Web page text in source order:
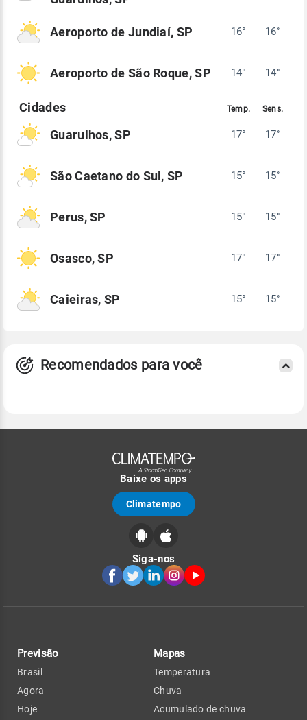
Aeroporto de Jundiaí, SP 16° 16°
Aeroporto de São Roque, SP 14° 14°
Guarulhos, SP 17° 17°
São Caetano do Sul, SP 15° 15°
Perus, SP 15° 15°
Osasco, SP 17° 17°
Caieiras, SP 15° 15°
Recomendados para você
Baixe os apps
Climatempo
Siga-nos
Previsão
Brasil
Agora
Hoje
Mapas
Temperatura
Chuva
Acumulado de chuva